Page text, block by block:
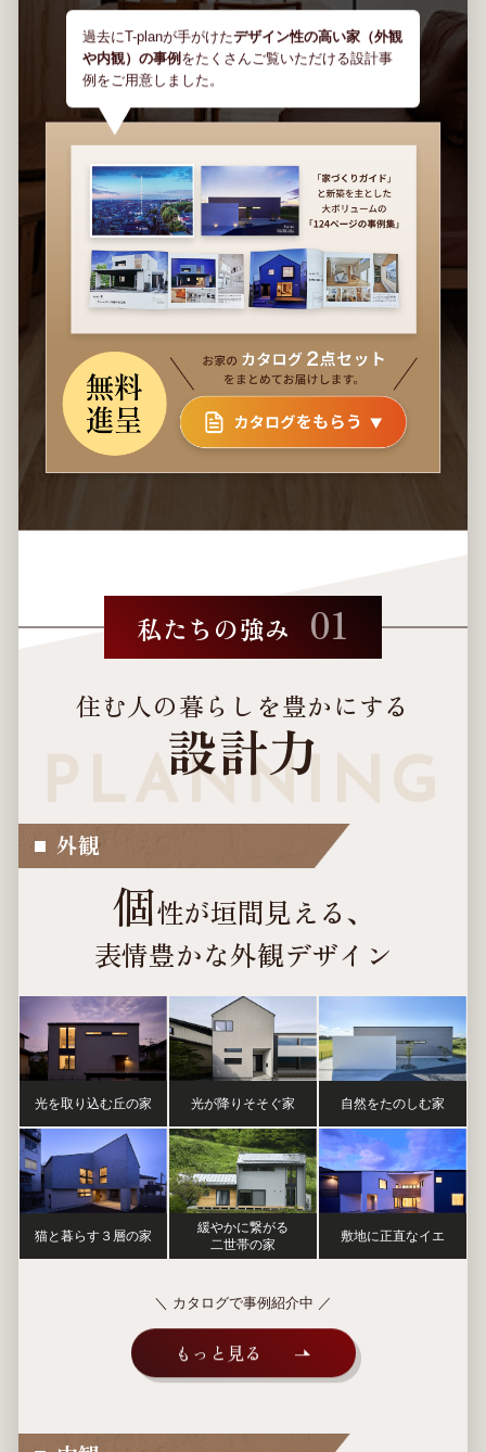
過去にT-planが手がけた デザイン性の高い家（外観
や内観）の事例をたくさんご覧いただける設計事
例をご用意しました。
私たちの強み 01
住む人の暮らしを豊かにする
設計力
外観
個性が垣間見える、
表情豊かな外観デザイン
光を取り込む丘の家 光が降りそそぐ家 自然をたのしむ家
猫と暮らす３層の家
緩やかに繋がる
二世帯の家
敷地に正直なイエ
＼ カタログで事例紹介中 ／
もっと見る